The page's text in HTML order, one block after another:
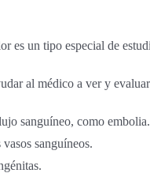
es un tipo especial de
al médico a ver y
sanguíneo, como embolia.
sanguíneos.